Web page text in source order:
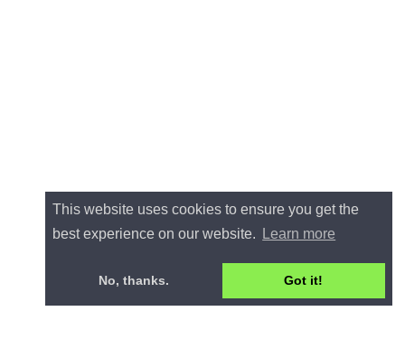
This website uses cookies to ensure you get the
best experience on our website.
Learn more
No, thanks. Got it!